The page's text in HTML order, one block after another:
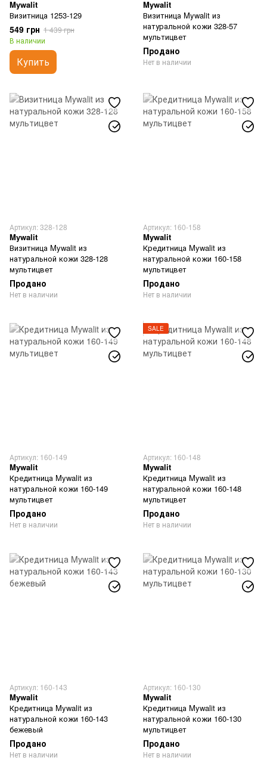
Mywalit
Визитница 1253-129
549 грн 1 439 грн
В наличии
Купить
Mywalit
Визитница Mywalit из
натуральной кожи 328-57
мультицвет
Продано
Нет в наличии
Артикул: 328-128
Mywalit
Визитница Mywalit из
натуральной кожи 328-128
мультицвет
Продано
Нет в наличии
Артикул: 160-158
Mywalit
Кредитница Mywalit из
натуральной кожи 160-158
мультицвет
Продано
Нет в наличии
Артикул: 160-149
Mywalit
Кредитница Mywalit из
натуральной кожи 160-149
мультицвет
Продано
Нет в наличии
SALE
Артикул: 160-148
Mywalit
Кредитница Mywalit из
натуральной кожи 160-148
мультицвет
Продано
Нет в наличии
Артикул: 160-143
Mywalit
Кредитница Mywalit из
натуральной кожи 160-143
бежевый
Продано
Нет в наличии
Артикул: 160-130
Mywalit
Кредитница Mywalit из
натуральной кожи 160-130
мультицвет
Продано
Нет в наличии